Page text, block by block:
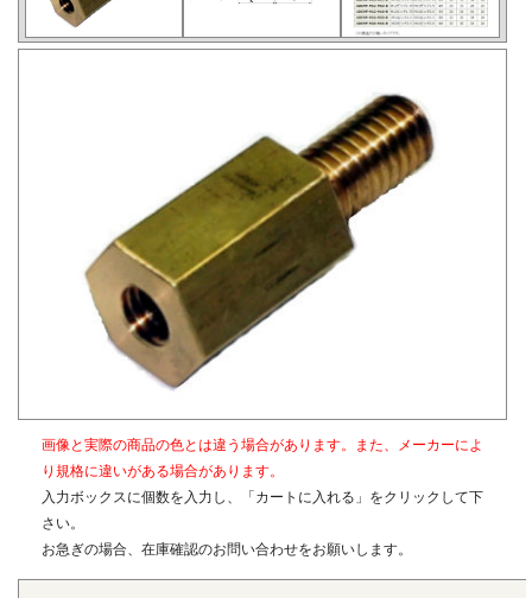
は、JIS B 0205-3で規定される一般用メートルねじの並目でお
ねじとめねじのサイズ変換をするものです。おねじとめねじ
ねじを切っています。おねじ径が細いもの以外は中心に貫通
穴があります。在庫がない場合、納期は生産状況により変動
します。都度相談にての対応になります。
ねじ変換アダプタの詳細については 「ねじ変換アダプタ」
ご参照ください。
真鍮、SUS304
〇表面処理
生地（メッキなし）
画像と実際の商品の色とは違う場合があります。また、メーカーによ
り規格に違いがある場合があります。
入力ボックスに個数を入力し、「カートに入れる」をクリックして下
さい。
お急ぎの場合、在庫確認のお問い合わせをお願いします。